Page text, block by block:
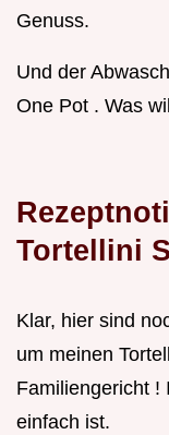
Genuss.
Und der
One Pot . Was
Tortellini
Klar, hier sind
um meinen
Familiengericht !
einfach ist.